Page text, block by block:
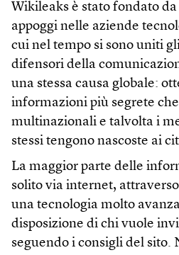
Wikileaks è stato fondato
appoggi nelle aziende
cui nel tempo si sono uniti
difensori della
una stessa causa globale:
informazioni più segrete
multinazionali e talvolta i
stessi tengono nascoste ai
La maggior parte delle
solito via internet,
una tecnologia molto
disposizione di chi vuole
seguendo i consigli del sito.